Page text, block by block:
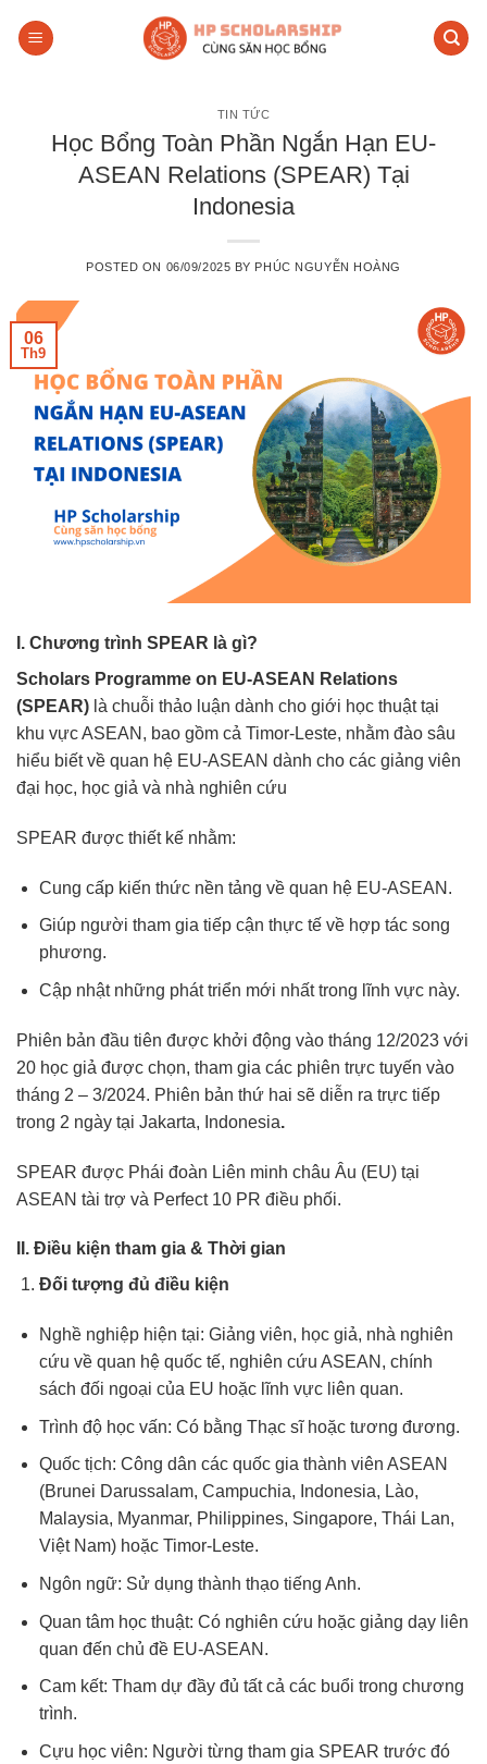
TIN TỨC
Học Bổng Toàn Phần Ngắn Hạn EU-
ASEAN Relations (SPEAR) Tại
Indonesia
POSTED ON 06/09/2025 BY PHÚC NGUYỄN HOÀNG
06
Th9
I. Chương trình SPEAR là gì?
Scholars Programme on EU-ASEAN Relations
(SPEAR) là chuỗi thảo luận dành cho giới học thuật tại
khu vực ASEAN, bao gồm cả Timor-Leste, nhằm đào sâu
hiểu biết về quan hệ EU-ASEAN dành cho các giảng viên
đại học, học giả và nhà nghiên cứu
SPEAR được thiết kế nhằm:
Cung cấp kiến thức nền tảng về quan hệ EU-ASEAN.
Giúp người tham gia tiếp cận thực tế về hợp tác song
phương.
Cập nhật những phát triển mới nhất trong lĩnh vực này.
Phiên bản đầu tiên được khởi động vào tháng 12/2023 với
20 học giả được chọn, tham gia các phiên trực tuyến vào
tháng 2 – 3/2024. Phiên bản thứ hai sẽ diễn ra trực tiếp
trong 2 ngày tại Jakarta, Indonesia.
SPEAR được Phái đoàn Liên minh châu Âu (EU) tại
ASEAN tài trợ và Perfect 10 PR điều phối.
II. Điều kiện tham gia & Thời gian
Đối tượng đủ điều kiện
Nghề nghiệp hiện tại: Giảng viên, học giả, nhà nghiên
cứu về quan hệ quốc tế, nghiên cứu ASEAN, chính
sách đối ngoại của EU hoặc lĩnh vực liên quan.
Trình độ học vấn: Có bằng Thạc sĩ hoặc tương đương.
Quốc tịch: Công dân các quốc gia thành viên ASEAN
(Brunei Darussalam, Campuchia, Indonesia, Lào,
Malaysia, Myanmar, Philippines, Singapore, Thái Lan,
Việt Nam) hoặc Timor-Leste.
Ngôn ngữ: Sử dụng thành thạo tiếng Anh.
Quan tâm học thuật: Có nghiên cứu hoặc giảng dạy liên
quan đến chủ đề EU-ASEAN.
Cam kết: Tham dự đầy đủ tất cả các buổi trong chương
trình.
Cựu học viên: Người từng tham gia SPEAR trước đó